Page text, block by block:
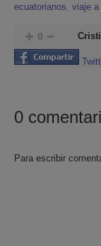
ecuatorianos viaje a
0
0
Para escribir